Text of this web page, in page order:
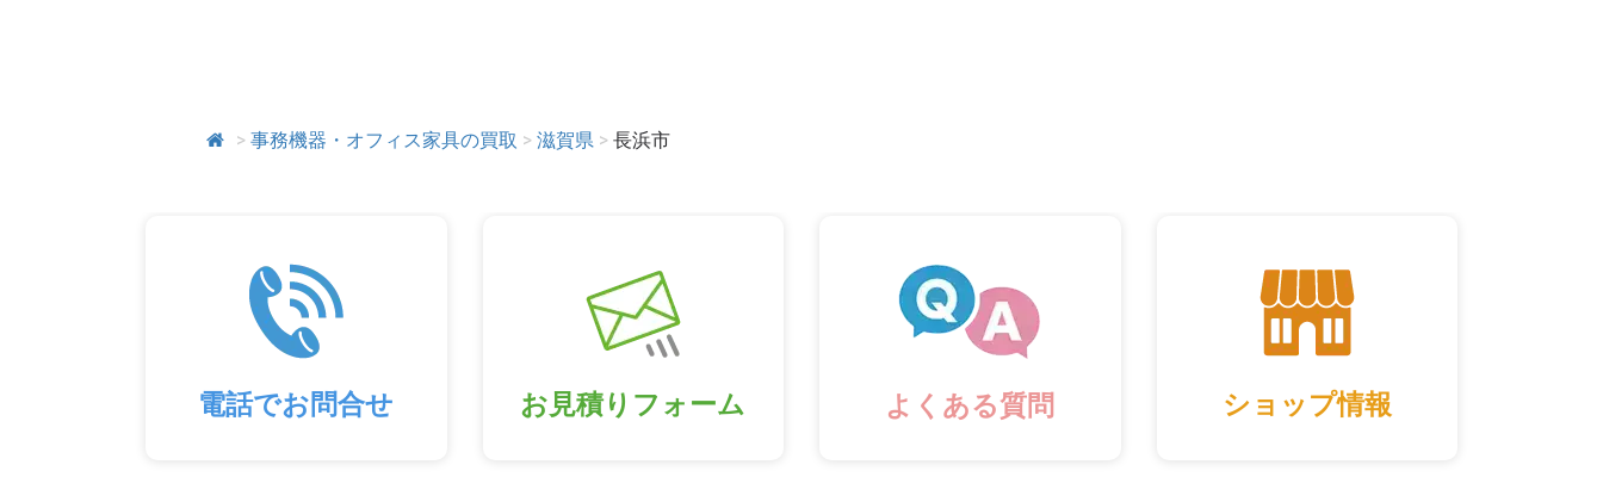
> 事務機器・オフィス家具の買取 > 滋賀県 > 長浜市
電話でお問合せ お見積りフォーム よくある質問 ショップ情報